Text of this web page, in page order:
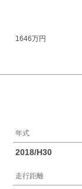
1646万円
年式
2018/H30
走行距離